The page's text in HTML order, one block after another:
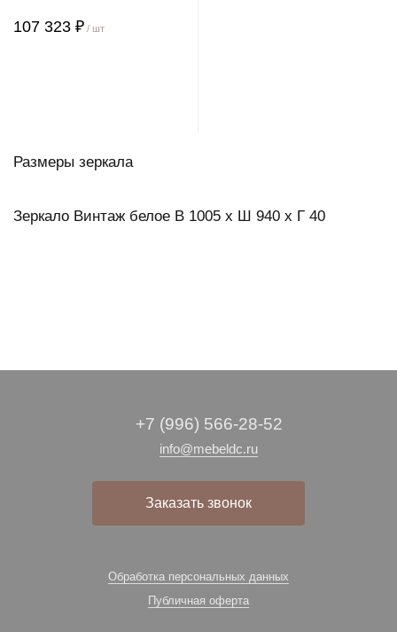
107 323 ₽ / шт
Размеры зеркала
Зеркало Винтаж белое В 1005 х Ш 940 х Г 40
+7 (996) 566-28-52
info@mebeldc.ru
Заказать звонок
Обработка персональных данных
Публичная оферта